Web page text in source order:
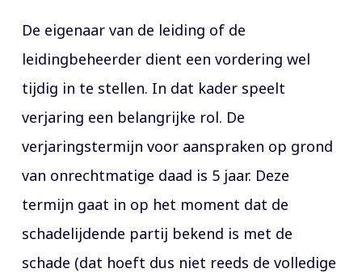
De eigenaar van de leiding of de
leidingbeheerder dient een vordering wel
tijdig in te stellen. In dat kader speelt
verjaring een belangrijke rol. De
verjaringstermijn voor aanspraken op grond
van onrechtmatige daad is 5 jaar. Deze
termijn gaat in op het moment dat de
schadelijdende partij bekend is met de
schade (dat hoeft dus niet reeds de volledige